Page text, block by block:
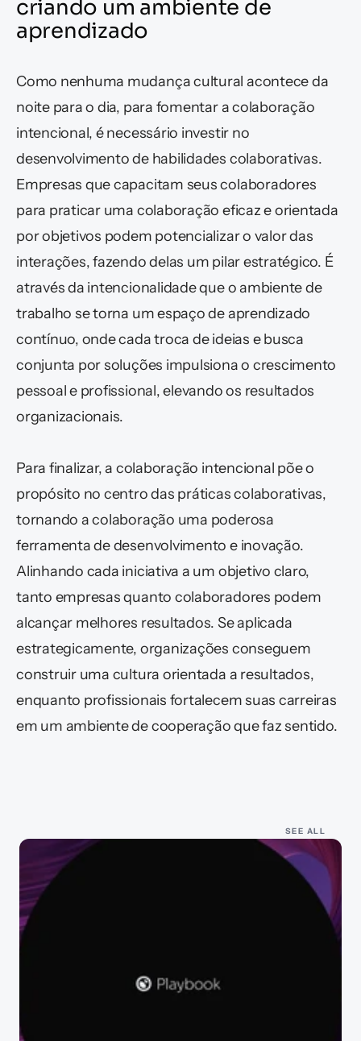
criando um ambiente de
aprendizado
Como nenhuma mudança cultural acontece da
noite para o dia, para fomentar a colaboração
intencional, é necessário investir no
desenvolvimento de habilidades colaborativas.
Empresas que capacitam seus colaboradores
para praticar uma colaboração eficaz e orientada
por objetivos podem potencializar o valor das
interações, fazendo delas um pilar estratégico. É
através da intencionalidade que o ambiente de
trabalho se torna um espaço de aprendizado
contínuo, onde cada troca de ideias e busca
conjunta por soluções impulsiona o crescimento
pessoal e profissional, elevando os resultados
organizacionais.
Para finalizar, a colaboração intencional põe o
propósito no centro das práticas colaborativas,
tornando a colaboração uma poderosa
ferramenta de desenvolvimento e inovação.
Alinhando cada iniciativa a um objetivo claro,
tanto empresas quanto colaboradores podem
alcançar melhores resultados. Se aplicada
estrategicamente, organizações conseguem
construir uma cultura orientada a resultados,
enquanto profissionais fortalecem suas carreiras
em um ambiente de cooperação que faz sentido.
content
SEE ALL